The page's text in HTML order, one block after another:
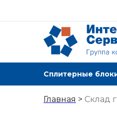
Сплитерные
Главная > Склад